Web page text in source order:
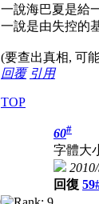
一說海巴夏是給
一說是由失控的
(要查出真相, 可
回覆 引用
TOP
60#
字體大
回復